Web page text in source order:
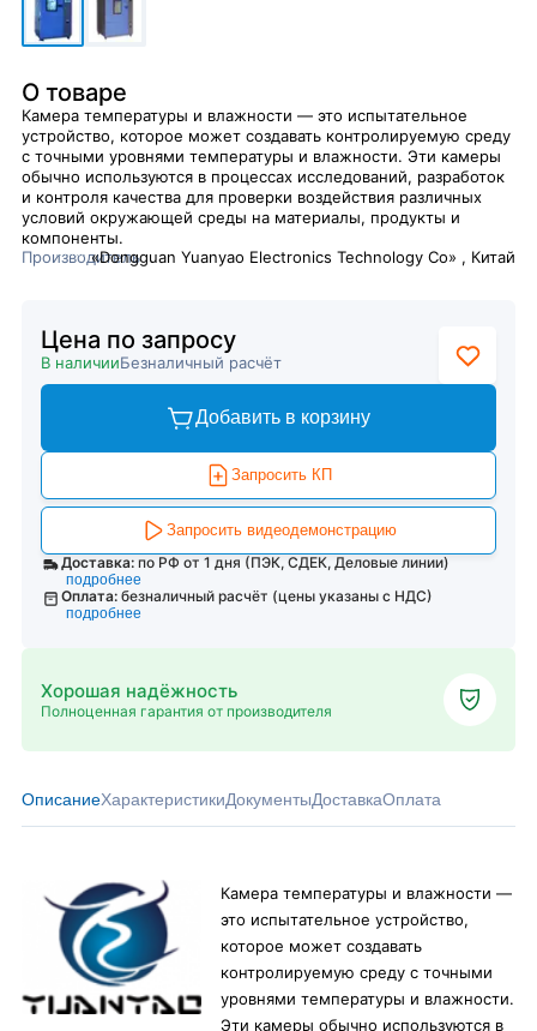
О товаре
Камера температуры и влажности — это испытательное
устройство, которое может создавать контролируемую среду
с точными уровнями температуры и влажности. Эти камеры
обычно используются в процессах исследований, разработок
и контроля качества для проверки воздействия различных
условий окружающей среды на материалы, продукты и
компоненты.
Производитель«Dongguan Yuanyao Electronics Technology Co» , Китай
Цена по запросу
В наличииБезналичный расчёт
Добавить в корзину
Запросить КП
Запросить видеодемонстрацию
Доставка: по РФ от 1 дня (ПЭК, СДЕК, Деловые линии)
подробнее
Оплата: безналичный расчёт (цены указаны с НДС)
подробнее
Хорошая надёжность
Полноценная гарантия от производителя
ОписаниеХарактеристикиДокументыДоставкаОплата
Камера температуры и влажности —
это испытательное устройство,
которое может создавать
контролируемую среду с точными
уровнями температуры и влажности.
Эти камеры обычно используются в